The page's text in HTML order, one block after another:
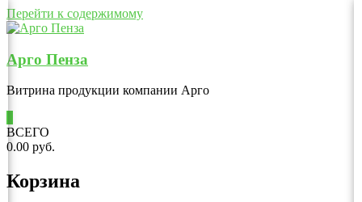
Перейти к содержимому
Арго Пенза
Витрина продукции компании Арго
ВСЕГО
0.00 руб.
Корзина